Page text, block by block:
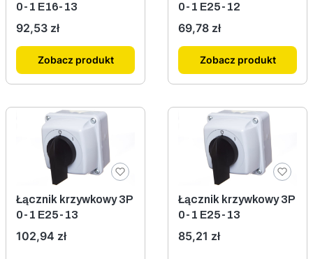
0-1 E16-13
Cena
92,53 zł
Zobacz produkt
0-1 E25-12
Cena
69,78 zł
Zobacz produkt
Łącznik krzywkowy 3P
0-1 E25-13
Cena
102,94 zł
Łącznik krzywkowy 3P
0-1 E25-13
Cena
85,21 zł